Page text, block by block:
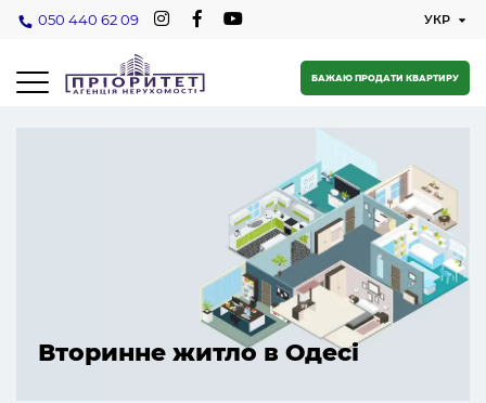
050 440 62 09
БАЖАЮ ПРОДАТИ КВАРТИРУ
Вторинне житло в Одесі